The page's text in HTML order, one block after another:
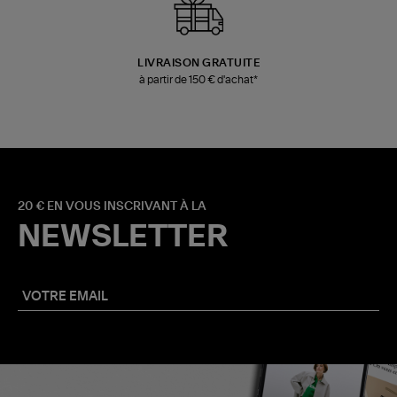
LIVRAISON GRATUITE
à partir de 150 € d'achat*
20 € EN VOUS INSCRIVANT À LA
NEWSLETTER